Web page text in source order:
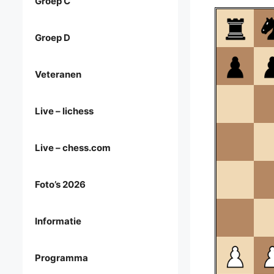
Groep D
Veteranen
Live – lichess
Live – chess.com
Foto’s 2026
Informatie
Programma